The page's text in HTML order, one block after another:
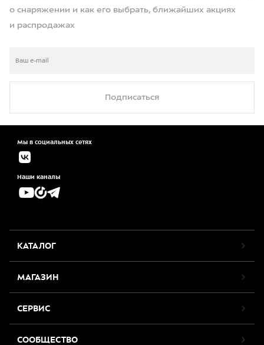
о снаряжении и как его выбрать, ближайших акциях
и распродажах
Подписаться
Мы в социальных сетях
Наши каналы
КАТАЛОГ
МАГАЗИН
СЕРВИС
СООБЩЕСТВО